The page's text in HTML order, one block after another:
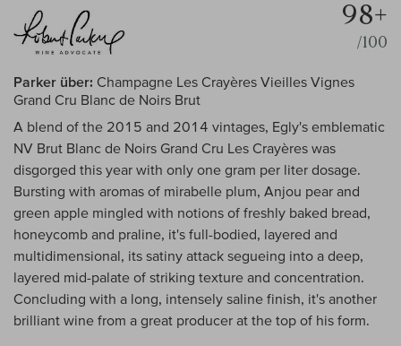
98+
/100
Parker über: Champagne Les Crayères Vieilles Vignes
Grand Cru Blanc de Noirs Brut
A blend of the 2015 and 2014 vintages, Egly's emblematic
NV Brut Blanc de Noirs Grand Cru Les Crayères was
disgorged this year with only one gram per liter dosage.
Bursting with aromas of mirabelle plum, Anjou pear and
green apple mingled with notions of freshly baked bread,
honeycomb and praline, it's full-bodied, layered and
multidimensional, its satiny attack segueing into a deep,
layered mid-palate of striking texture and concentration.
Concluding with a long, intensely saline finish, it's another
brilliant wine from a great producer at the top of his form.